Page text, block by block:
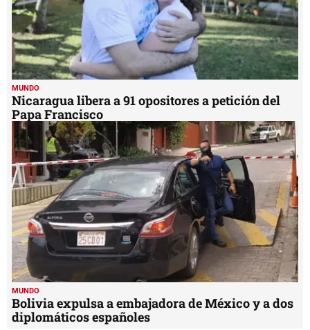
MUNDO
Nicaragua libera a 91 opositores a petición del
Papa Francisco
MUNDO
Bolivia expulsa a embajadora de México y a dos
diplomáticos españoles